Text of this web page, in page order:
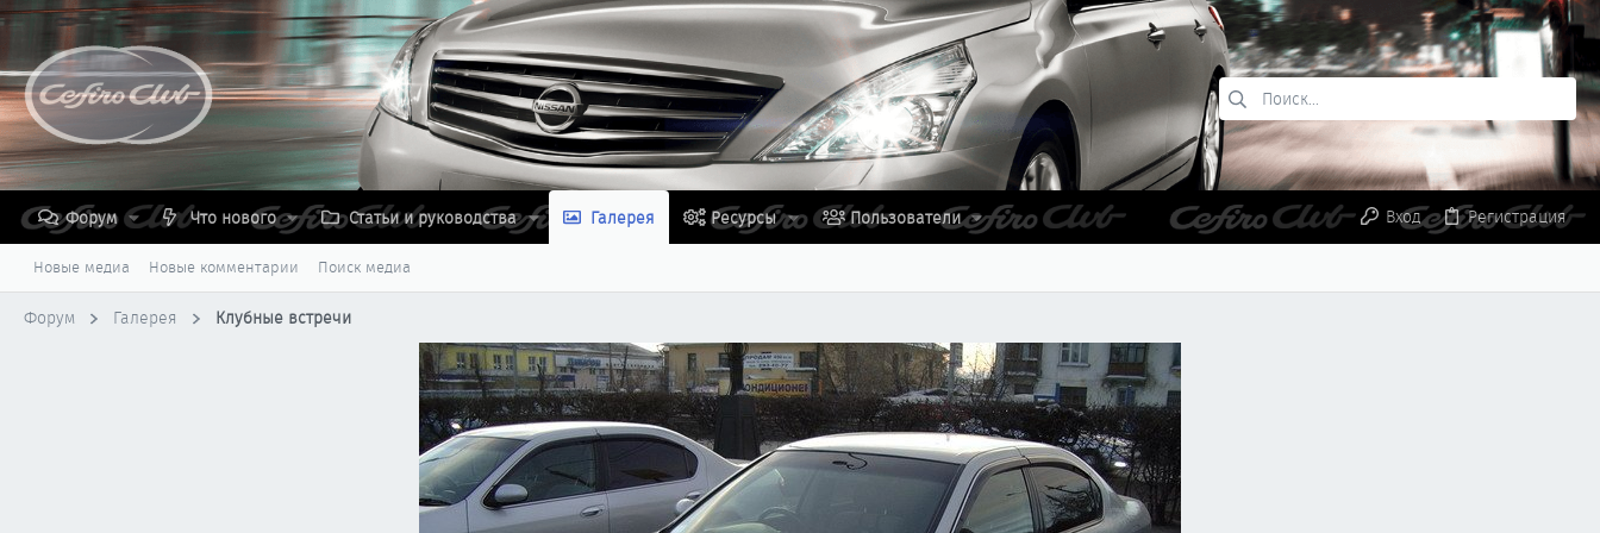
Форум Что нового Статьи и руководства Галерея Ресурсы Пользователи Вход Регистрация
Новые медиа Новые комментарии Поиск медиа
Форум Галерея Клубные встречи